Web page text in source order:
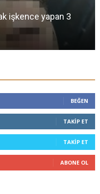
işkence yapan 3
BEĞEN
TAKIP ET
TAKIP ET
ABONE OL